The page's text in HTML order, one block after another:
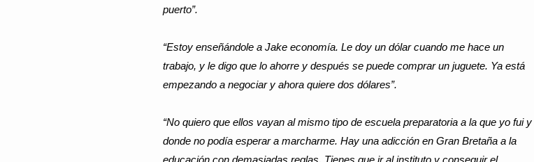
puerto”.
“Estoy enseñándole a Jake economía. Le doy un dólar cuando me hace un
trabajo, y le digo que lo ahorre y después se puede comprar un juguete. Ya está
empezando a negociar y ahora quiere dos dólares”.
“No quiero que ellos vayan al mismo tipo de escuela preparatoria a la que yo fui y
donde no podía esperar a marcharme. Hay una adicción en Gran Bretaña a la
edu­cación con demasiadas reglas. Tienes que ir al instituto y conseguir el